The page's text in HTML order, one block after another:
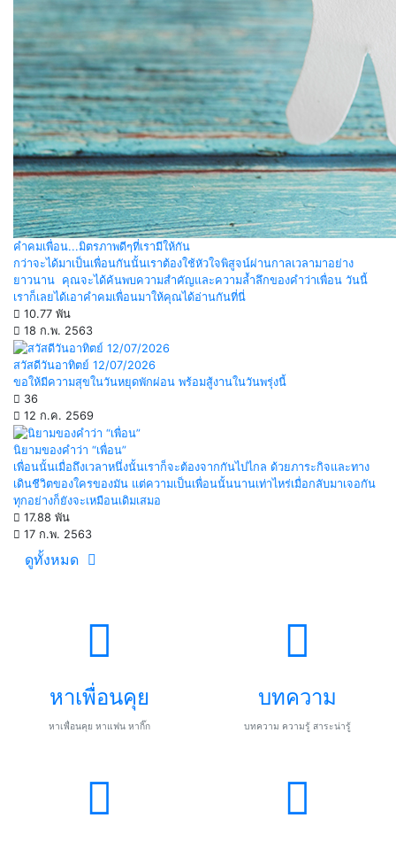
คำคมเพื่อน...มิตรภาพดีๆที่เรามีให้กัน
กว่าจะได้มาเป็นเพื่อนกันนั้นเราต้องใช้หัวใจพิสูจน์ผ่านกาลเวลามาอย่าง
ยาวนาน คุณจะได้ค้นพบความสำคัญและความล้ำลึกของคำว่าเพื่อน วันนี้
เราก็เลยได้เอาคำคมเพื่อนมาให้คุณได้อ่านกันที่นี่
10.77 พัน
18 ก.พ. 2563
สวัสดีวันอาทิตย์ 12/07/2026
ขอให้มีความสุขในวันหยุดพักผ่อน พร้อมสู้งานในวันพรุ่งนี้
36
12 ก.ค. 2569
นิยามของคำว่า “เพื่อน”
เพื่อนนั้นเมื่อถึงเวลาหนึ่งนั้นเราก็จะต้องจากกันไปไกล ด้วยภาระกิจและทาง
เดินชีวิตของใครของมัน แต่ความเป็นเพื่อนนั้นนานเท่าไหร่เมื่อกลับมาเจอกัน
ทุกอย่างก็ยังจะเหมือนเดิมเสมอ
17.88 พัน
17 ก.พ. 2563
ดูทั้งหมด
หาเพื่อนคุย
หาเพื่อนคุย หาแฟน หากิ๊ก
บทความ
บทความ ความรู้ สาระน่ารู้